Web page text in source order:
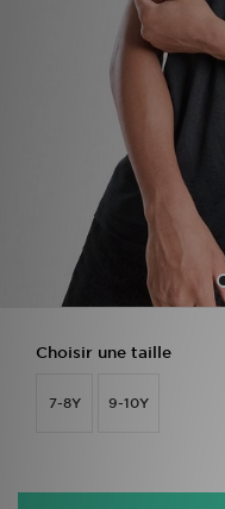
Choisir une taille
7-8Y 9-10Y
Suivre Ma Commande
Service client
Nos Magasins
Télécharge l'Appli